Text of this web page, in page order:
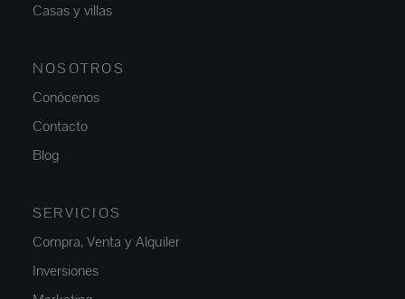
Casas y villas
NOSOTROS
Conócenos
Contacto
Blog
SERVICIOS
Compra, Venta y Alquiler
Inversiones